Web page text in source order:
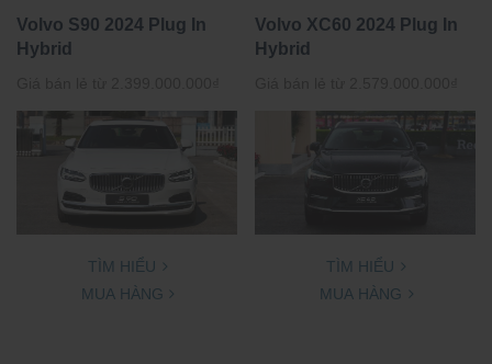
Volvo S90 2024 Plug In
Hybrid
TÌM HIỂU
MUA HÀNG
Volvo XC60 2024 Plug In
Hybrid
TÌM HIỂU
MUA HÀNG